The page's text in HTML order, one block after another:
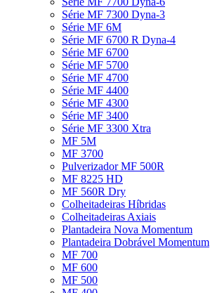
Série MF 7300 Dyna-3
Série MF 6M
Série MF 6700 R Dyna-4
Série MF 6700
Série MF 5700
Série MF 4700
Série MF 4400
Série MF 4300
Série MF 3400
Série MF 3300 Xtra
MF 5M
MF 3700
Pulverizador MF 500R
MF 8225 HD
MF 560R Dry
Colheitadeiras Híbridas
Colheitadeiras Axiais
Plantadeira Nova Momentum
Plantadeira Dobrável Momentum
MF 700
MF 600
MF 500